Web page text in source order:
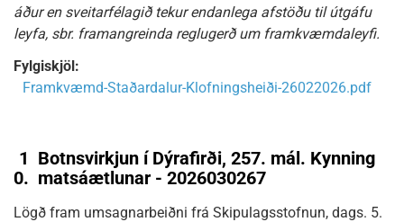
áður en sveitarfélagið tekur endanlega afstöðu til útgáfu
leyfa, sbr. framangreinda reglugerð um framkvæmdaleyfi.
Fylgiskjöl:
Framkvæmd-Staðardalur-Klofningsheiði-26022026.pdf
1
0.
Botnsvirkjun í Dýrafirði, 257. mál. Kynning
matsáætlunar - 2026030267
Lögð fram umsagnarbeiðni frá Skipulagsstofnun, dags. 5.